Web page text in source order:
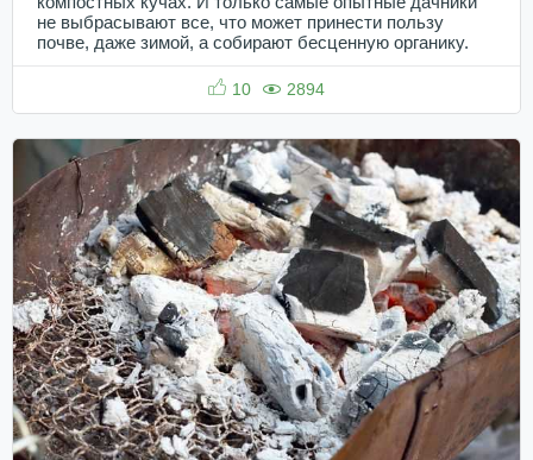
не выбрасывают все, что может принести пользу
почве, даже зимой, а собирают бесценную органику.
10 2894